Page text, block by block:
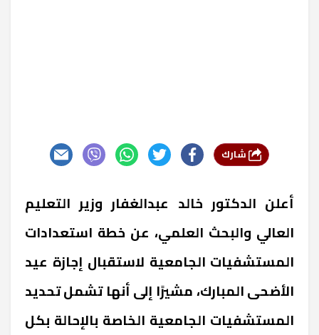
أعلن الدكتور خالد عبدالغفار وزير التعليم
العالي والبحث العلمي، عن خطة استعدادات
المستشفيات الجامعية لاستقبال إجازة عيد
الأضحى المبارك، مشيرًا إلى أنها تشمل تحديد
المستشفيات الجامعية الخاصة بالإحالة بكل